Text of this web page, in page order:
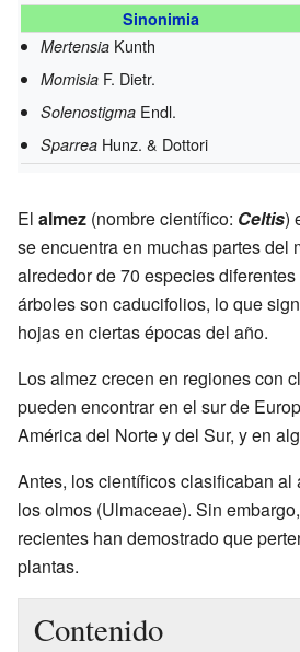
Sinonimia
MertensiaKunth
MomisiaF. Dietr.
SolenostigmaEndl.
SparreaHunz. & Dottori
El almez (nombre científico: Celtis)
se encuentra en muchas partes del
alrededor de 70 especies
árboles son caducifolios, lo que
hojas en ciertas épocas del año.
Los almez crecen en regiones con
pueden encontrar en el sur de
América del Norte y del Sur, y en
Antes, los científicos clasificaban
los olmos (Ulmaceae). Sin
recientes han demostrado que
plantas.
Contenido